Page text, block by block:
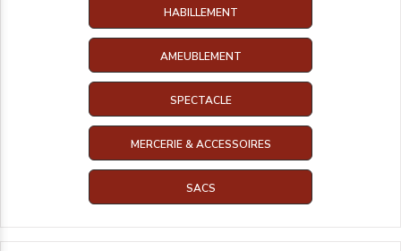
HABILLEMENT
AMEUBLEMENT
SPECTACLE
MERCERIE & ACCESSOIRES
SACS